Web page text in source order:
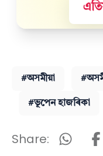
#অসমীয়া
#ভূপেন হাজৰিকা
Share: